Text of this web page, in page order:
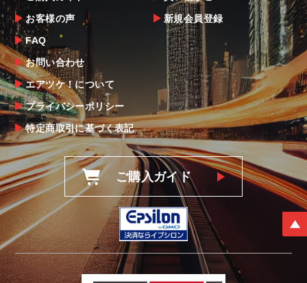
お客様の声
FAQ
お問い合わせ
エアツケ！について
プライバシーポリシー
特定商取引に基づく表記
新規会員登録
ご購入ガイド